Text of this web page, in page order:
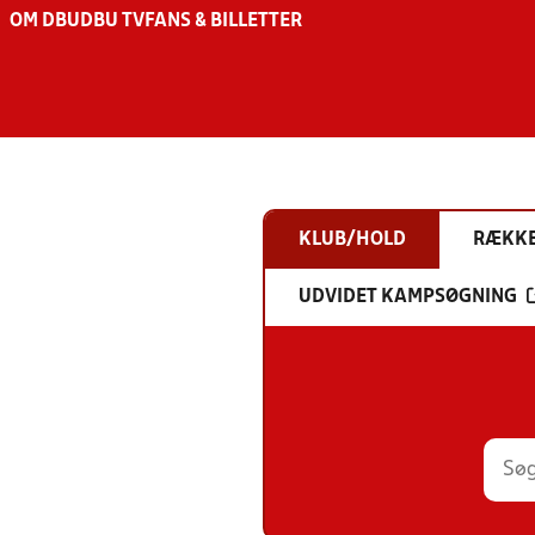
OM DBU DBU TV FANS & BILLETTER
KLUB/HOLD
UDVIDET KAMPSØGNING